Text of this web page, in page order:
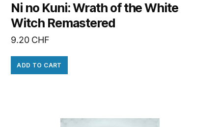
Ni no Kuni: Wrath of the White
Witch Remastered
9.20 CHF
ADD TO CART